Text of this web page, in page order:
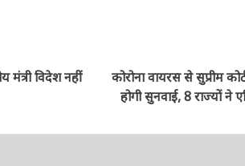
मंत्री विदेश नहीं
कोरोना वायरस से सुप्रीम
होगी सुनवाई, 8 राज्यों ने